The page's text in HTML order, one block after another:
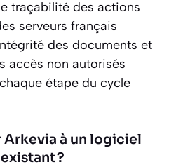
traçabilité des actions
serveurs français
des documents et
accès non autorisés
étape du cycle
à un logiciel
?